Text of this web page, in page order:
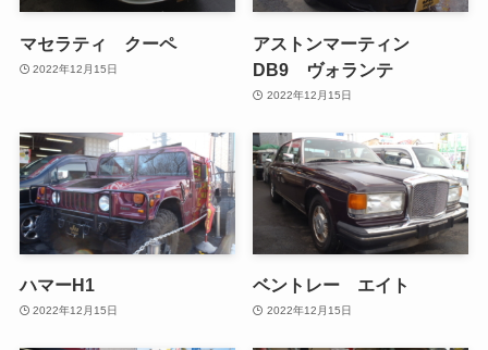
マセラティ クーペ
2022年12月15日
アストンマーティン
DB9 ヴォランテ
2022年12月15日
ハマーH1
2022年12月15日
ベントレー エイト
2022年12月15日